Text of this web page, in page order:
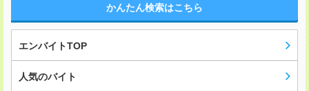
かんたん検索はこちら
エンバイトTOP
人気のバイト